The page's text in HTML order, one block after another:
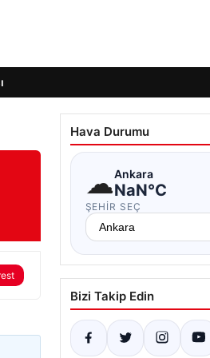
Hava Durumu
☁Ankara
NaN°C
ŞEHIR SEÇ
Bizi Takip Edin